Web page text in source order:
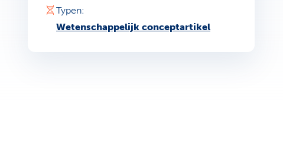
Typen:
Wetenschappelijk conceptartikel